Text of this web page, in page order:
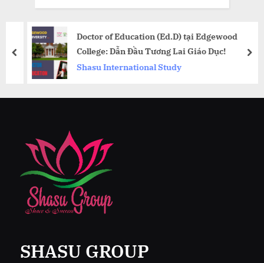
Doctor of Education (Ed.D) tại Edgewood
College: Dẫn Đầu Tương Lai Giáo Dục!
Shasu International Study
prev
SHASU GROUP